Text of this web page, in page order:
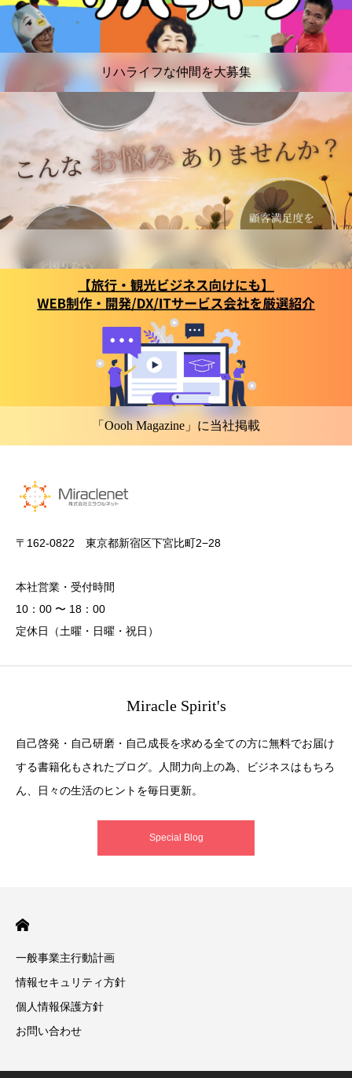
リハライフな仲間を大募集
「Oooh Magazine」に当社掲載
〒162-0822 東京都新宿区下宮比町2−28
本社営業・受付時間
10：00 〜 18：00
定休日（土曜・日曜・祝日）
Miracle Spirit's
自己啓発・自己研磨・自己成長を求める全ての方に無料でお届け
する書籍化もされたブログ。人間力向上の為、ビジネスはもちろ
ん、日々の生活のヒントを毎日更新。
Special Blog
一般事業主行動計画
情報セキュリティ方針
個人情報保護方針
お問い合わせ